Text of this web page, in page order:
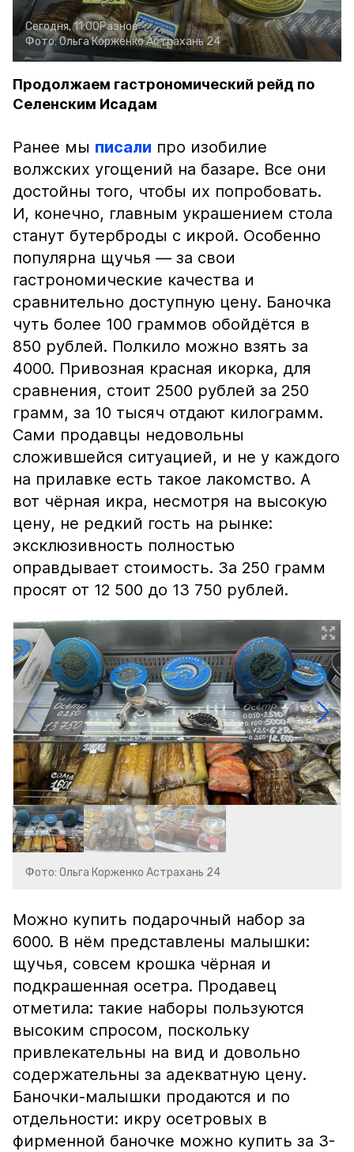
Сегодня, 11:00Разное
Фото:Ольга КорженкоАстрахань 24
Продолжаем гастрономический рейд по
Селенским Исадам
Ранее мы писали про изобилие
волжских угощений на базаре. Все они
достойны того, чтобы их попробовать.
И, конечно, главным украшением стола
станут бутерброды с икрой. Особенно
популярна щучья — за свои
гастрономические качества и
сравнительно доступную цену. Баночка
чуть более 100 граммов обойдётся в
850 рублей. Полкило можно взять за
4000. Привозная красная икорка, для
сравнения, стоит 2500 рублей за 250
грамм, за 10 тысяч отдают килограмм.
Сами продавцы недовольны
сложившейся ситуацией, и не у каждого
на прилавке есть такое лакомство. А
вот чёрная икра, несмотря на высокую
цену, не редкий гость на рынке:
эксклюзивность полностью
оправдывает стоимость. За 250 грамм
просят от 12 500 до 13 750 рублей.
Фото: Ольга Корженко Астрахань 24
Можно купить подарочный набор за
6000. В нём представлены малышки:
щучья, совсем крошка чёрная и
подкрашенная осетра. Продавец
отметила: такие наборы пользуются
высоким спросом, поскольку
привлекательны на вид и довольно
содержательны за адекватную цену.
Баночки-малышки продаются и по
отдельности: икру осетровых в
фирменной баночке можно купить за 3-